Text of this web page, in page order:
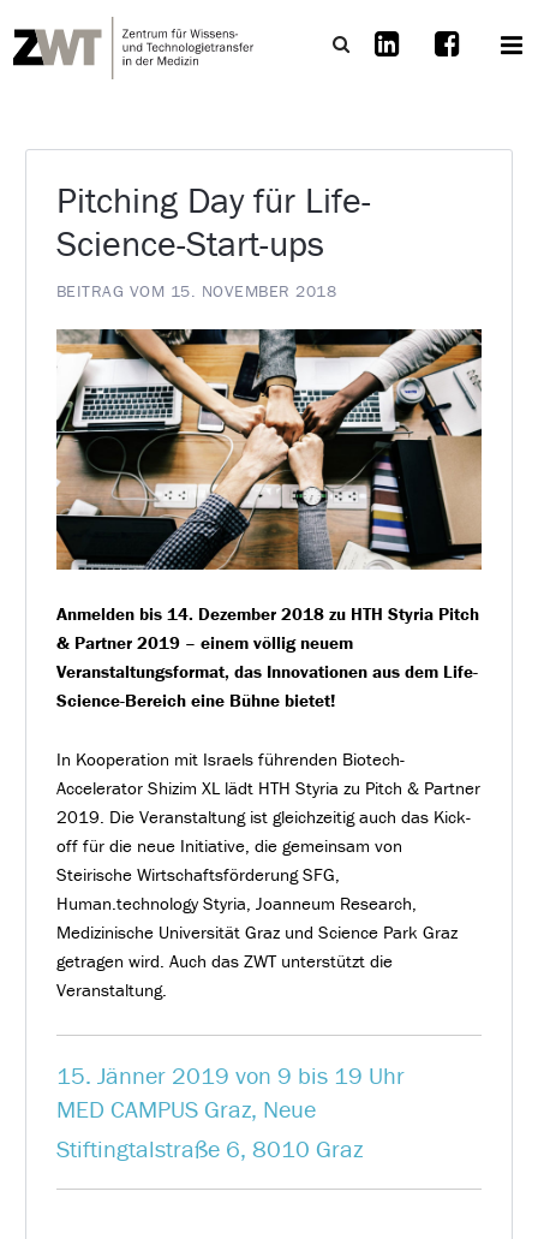
Pitching Day für Life-
Science-Start-ups
BEITRAG VOM 15. NOVEMBER 2018
Anmelden bis 14. Dezember 2018 zu HTH Styria Pitch
& Partner 2019 – einem völlig neuem
Veranstaltungsformat, das Innovationen aus dem Life-
Science-Bereich eine Bühne bietet!
In Kooperation mit Israels führenden Biotech-
Accelerator Shizim XL lädt HTH Styria zu Pitch & Partner
2019. Die Veranstaltung ist gleichzeitig auch das Kick-
off für die neue Initiative, die gemeinsam von
Steirische Wirtschaftsförderung SFG,
Human.technology Styria, Joanneum Research,
Medizinische Universität Graz und Science Park Graz
getragen wird. Auch das ZWT unterstützt die
Veranstaltung.
15. Jänner 2019 von 9 bis 19 Uhr
MED CAMPUS Graz, Neue
Stiftingtalstraße 6, 8010 Graz